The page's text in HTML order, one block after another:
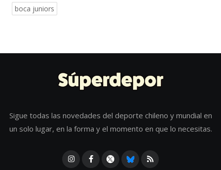
boca juniors
Sigue todas las novedades del deporte chileno y mundial en
un solo lugar, en la forma y el momento en que lo necesitas.